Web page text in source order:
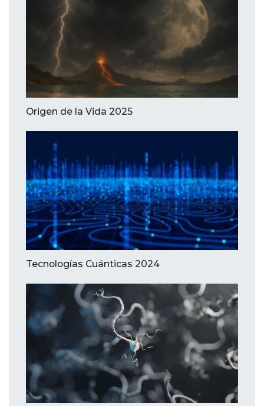
Origen de la Vida 2025
Tecnologías Cuánticas 2024